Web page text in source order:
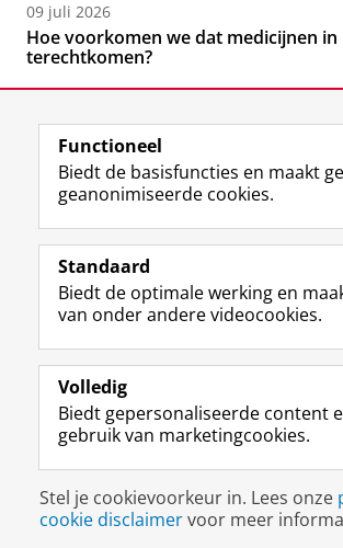
09 juli 2026
Hoe voorkomen we dat medicijnen in
terechtkomen?
Volg de RUG
F
a
e
b
o
p
a
i
n
a
L
i
k
e
I
-
p
g
i
n
R
S
-
f
e
R
k
s
u
Studiekiezers
Alumni
Over ons
Disclaimer & Copyright
Inloggen
Functioneel
Biedt de basisfuncties en maakt
geanonimiseerde cookies.
Standaard
Biedt de optimale werking en
van onder andere videocookies.
Volledig
Biedt gepersonaliseerde content
gebruik van marketingcookies.
Stel je cookievoorkeur in. Lees onze
cookie disclaimervoor meer